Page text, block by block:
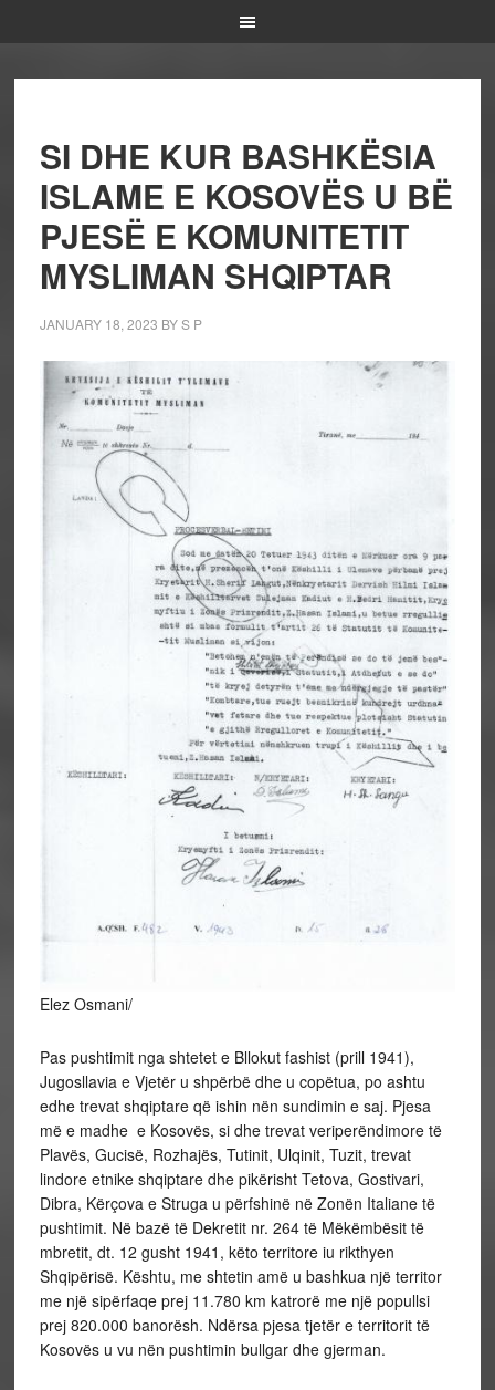
SI DHE KUR BASHKËSIA
ISLAME E KOSOVËS U BË
PJESË E KOMUNITETIT
MYSLIMAN SHQIPTAR
JANUARY 18, 2023 BYS P
Elez Osmani/
Pas pushtimit nga shtetet e Bllokut fashist (prill 1941),
Jugosllavia e Vjetër u shpërbë dhe u copëtua, po ashtu
edhe trevat shqiptare që ishin nën sundimin e saj. Pjesa
më e madhe e Kosovës, si dhe trevat veriperëndimore të
Plavës, Gucisë, Rozhajës, Tutinit, Ulqinit, Tuzit, trevat
lindore etnike shqiptare dhe pikërisht Tetova, Gostivari,
Dibra, Kërçova e Struga u përfshinë në Zonën Italiane të
pushtimit. Në bazë të Dekretit nr. 264 të Mëkëmbësit të
mbretit, dt. 12 gusht 1941, këto territore iu rikthyen
Shqipërisë. Kështu, me shtetin amë u bashkua një territor
me një sipërfaqe prej 11.780 km katrorë me një popullsi
prej 820.000 banorësh. Ndërsa pjesa tjetër e territorit të
Kosovës u vu nën pushtimin bullgar dhe gjerman.